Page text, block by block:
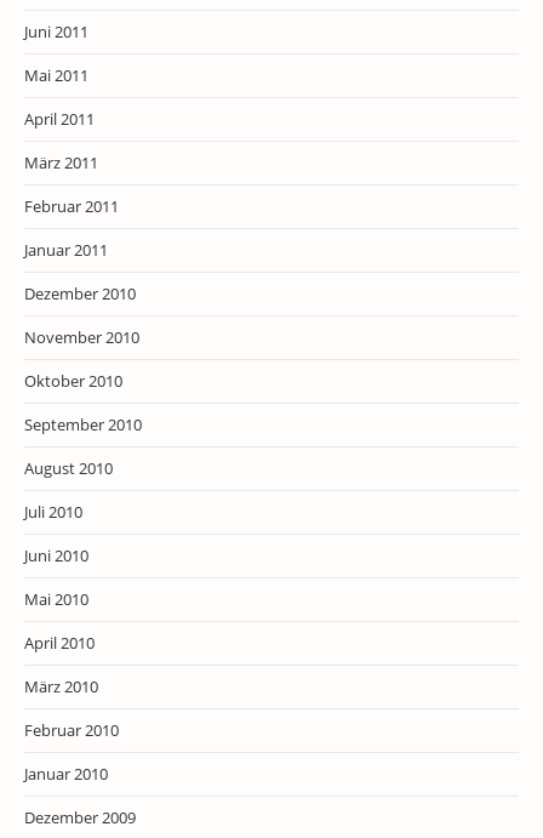
Juni 2011
Mai 2011
April 2011
März 2011
Februar 2011
Januar 2011
Dezember 2010
November 2010
Oktober 2010
September 2010
August 2010
Juli 2010
Juni 2010
Mai 2010
April 2010
März 2010
Februar 2010
Januar 2010
Dezember 2009